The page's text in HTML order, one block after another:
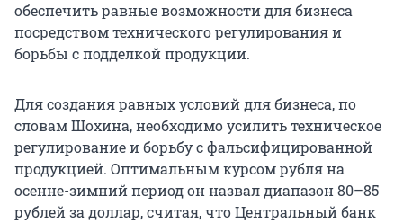
обеспечить равные возможности для бизнеса
посредством технического регулирования и
борьбы с подделкой продукции.
Для создания равных условий для бизнеса, по
словам Шохина, необходимо усилить техническое
регулирование и борьбу с фальсифицированной
продукцией. Оптимальным курсом рубля на
осенне-зимний период он назвал диапазон 80–85
рублей за доллар, считая, что Центральный банк